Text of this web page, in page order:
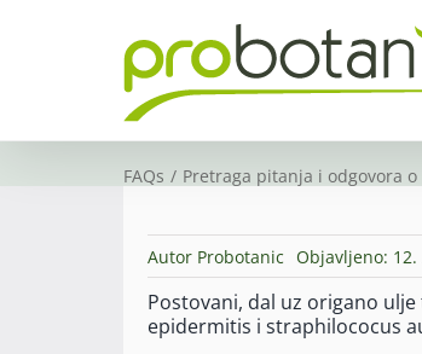
FAQs Pretraga pitanja i odgovora
Autor Probotanic Objavljeno: 12.
Postovani, dal uz origano
epidermitis i straphilococus